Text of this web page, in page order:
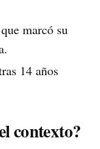
marcó su
14 años
contexto?